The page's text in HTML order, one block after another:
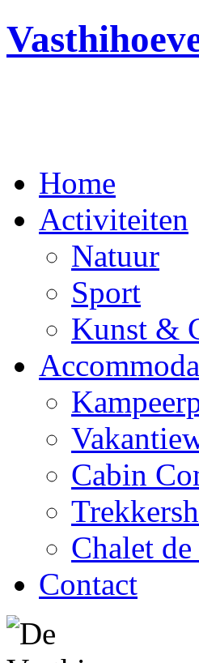
naar
inhoud
Home
Activiteiten
Natuur
Sport
Kunst &
Cabin
Chalet
Contact